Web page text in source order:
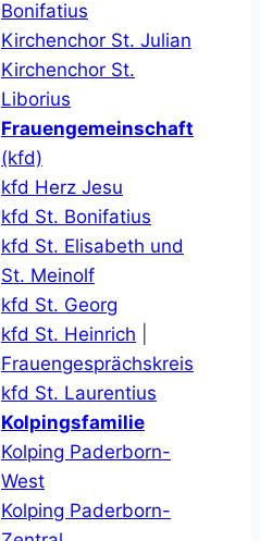
Bonifatius
Kirchenchor St. Julian
Kirchenchor St.
Liborius
Frauengemeinschaft
(kfd)
kfd Herz Jesu
kfd St. Bonifatius
kfd St. Elisabeth und
St. Meinolf
kfd St. Georg
kfd St. Heinrich
Frauengesprächskreis
kfd St. Laurentius
Kolpingsfamilie
Kolping Paderborn-
West
Kolping Paderborn-